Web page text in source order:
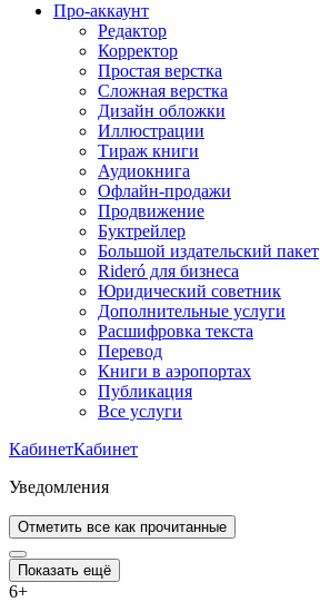
Про-аккаунт
Редактор
Корректор
Простая верстка
Сложная верстка
Дизайн обложки
Иллюстрации
Тираж книги
Аудиокнига
Офлайн-продажи
Продвижение
Буктрейлер
Большой издательский пакет
Rideró для бизнеса
Юридический советник
Дополнительные услуги
Расшифровка текста
Перевод
Книги в аэропортах
Публикация
Все услуги
КабинетКабинет
Уведомления
Отметить все как прочитанные
Показать ещё
6+